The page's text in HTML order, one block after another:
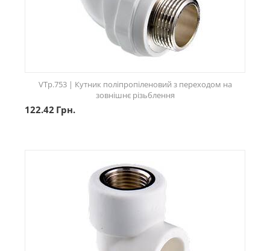
VTp.753 | Кутник поліпропіленовий з переходом на
зовнішнє різьблення
122.42 Грн.